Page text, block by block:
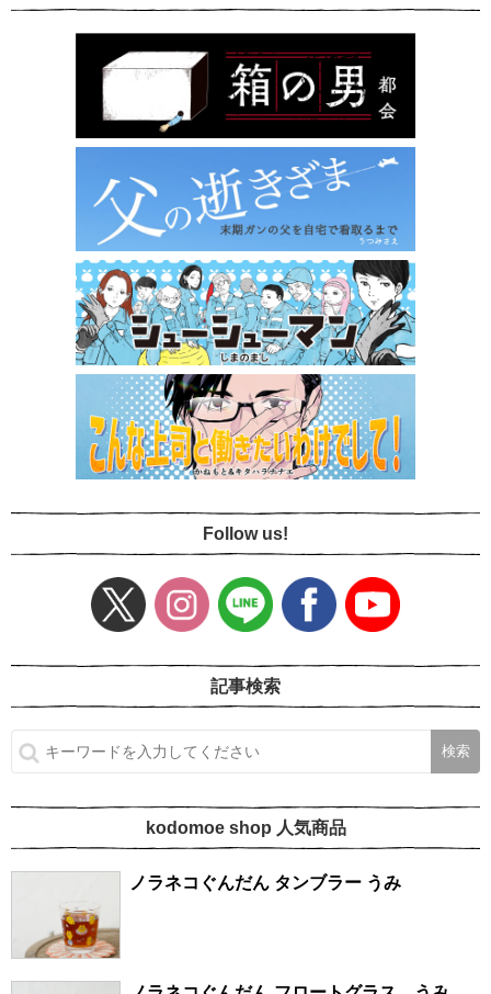
Follow us!
記事検索
kodomoe shop 人気商品
ノラネコぐんだん タンブラー うみ